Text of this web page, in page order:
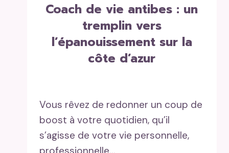
coach de vie antibes : un
tremplin vers
l’épanouissement sur la
côte d’azur
Vous rêvez de redonner un coup de
boost à votre quotidien, qu’il
s’agisse de votre vie personnelle,